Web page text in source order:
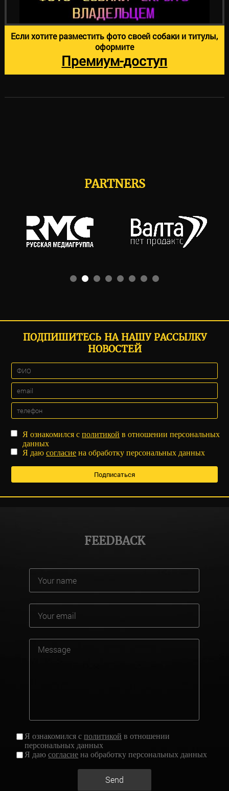
Если хотите разместить фото своей собаки и титулы,
оформите
Премиум-доступ
PARTNERS
ПОДПИШИТЕСЬ НА НАШУ РАССЫЛКУ
НОВОСТЕЙ
Я ознакомился сполитикой в отношении персональных
данных
Я даюсогласие на обработку персональных данных
FEEDBACK
Я ознакомился сполитикой в отношении
персональных данных
Я даюсогласие на обработку персональных данных
Send